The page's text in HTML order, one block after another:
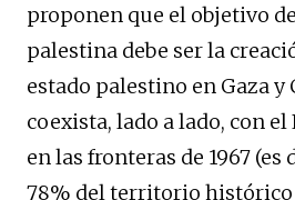
proponen que el objetivo
palestina debe ser la
estado palestino en Gaza y
coexista, lado a lado, con el
en las fronteras de 1967 (es
78% del territorio histórico